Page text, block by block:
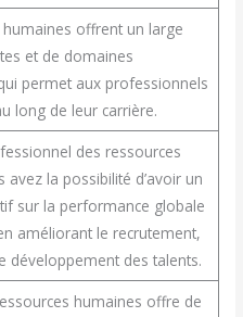
offrent un large
et de domaines
permet aux professionnels
long de leur carrière.
des ressources
avez la possibilité d’avoir un
sur la performance globale
améliorant le recrutement,
développement des talents.
humaines offre de